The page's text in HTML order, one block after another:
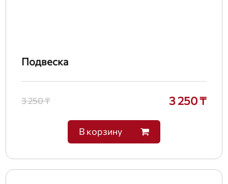
Подвеска
3 250 ₸ 3 250 ₸
В корзину